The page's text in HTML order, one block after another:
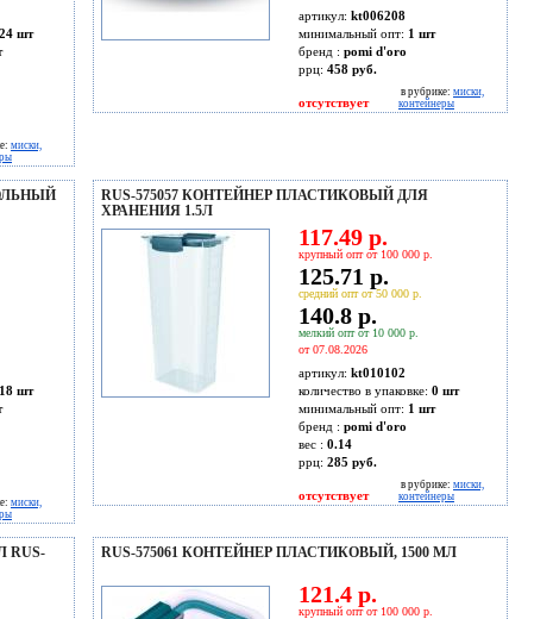
24 шт
миски,
артикул: kt006208
минимальный опт: 1 шт
бренд : pomi d'oro
ррц: 458 руб.
отсутствует
в рубрике: миски,
контейнеры
18 шт
миски,
RUS-575057 КОНТЕЙНЕР ПЛАСТИКОВЫЙ ДЛЯ
ХРАНЕНИЯ 1.5Л
117.49 р.
крупный опт от 100 000 р.
125.71 р.
средний опт от 50 000 р.
140.8 р.
мелкий опт от 10 000 р.
от 07.08.2026
артикул: kt010102
количество в упаковке: 0 шт
минимальный опт: 1 шт
бренд : pomi d'oro
вес : 0.14
ррц: 285 руб.
отсутствует
в рубрике: миски,
контейнеры
RUS-575061 КОНТЕЙНЕР ПЛАСТИКОВЫЙ, 1500 МЛ
121.4 р.
крупный опт от 100 000 р.